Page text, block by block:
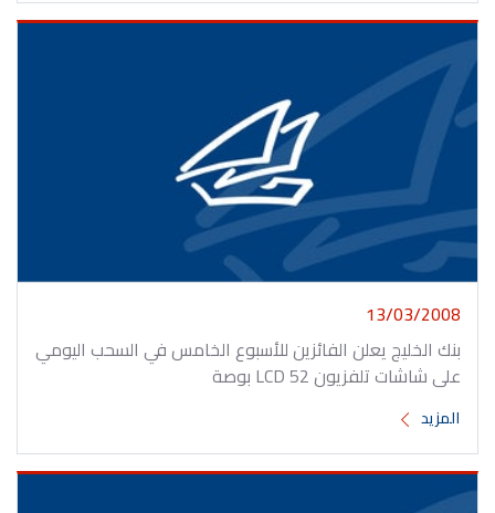
13/03/2008
بنك الخليج يعلن الفائزين للأسبوع الخامس في السحب اليومي
على شاشات تلفزيون LCD 52 بوصة
المزيد